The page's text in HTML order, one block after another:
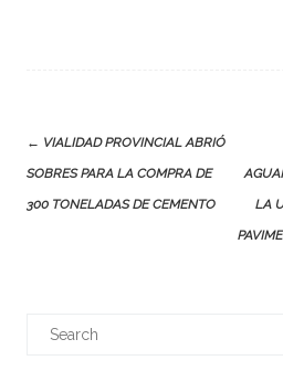
Post
navigation
← VIALIDAD PROVINCIAL ABRIÓ
SOBRES PARA LA COMPRA DE
300 TONELADAS DE CEMENTO
LA